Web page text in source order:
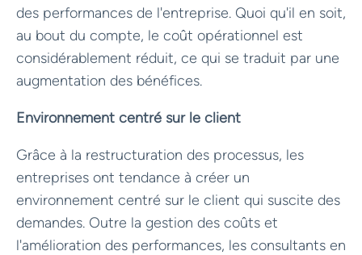
des performances de l'entreprise. Quoi qu'il en soit,
au bout du compte, le coût opérationnel est
considérablement réduit, ce qui se traduit par une
augmentation des bénéfices.
Environnement centré sur le client
Grâce à la restructuration des processus, les
entreprises ont tendance à créer un
environnement centré sur le client qui suscite des
demandes. Outre la gestion des coûts et
l'amélioration des performances, les consultants en